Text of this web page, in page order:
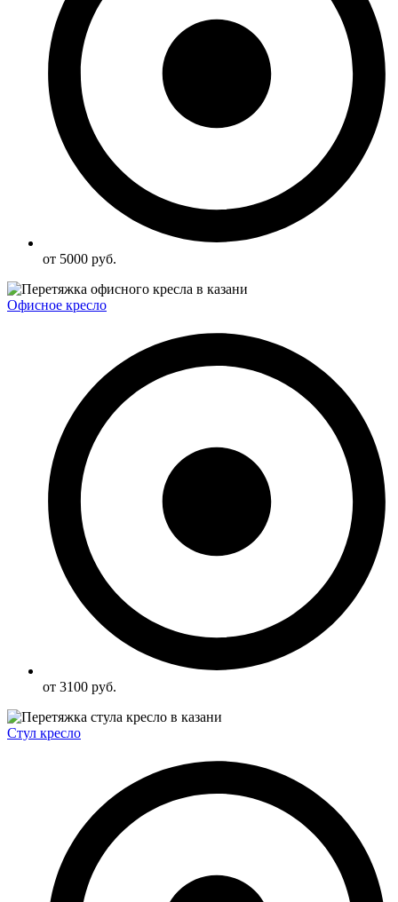
от 5000 руб.
Офисное кресло
от 3100 руб.
Стул кресло